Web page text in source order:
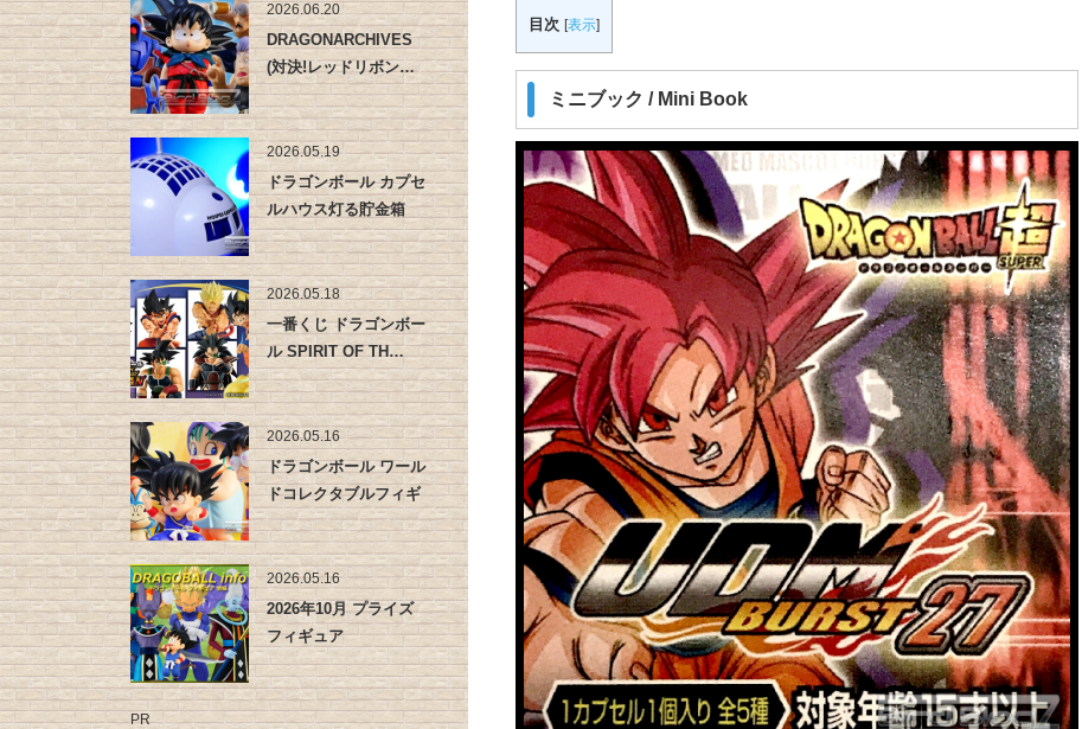
目次 [表示]
ミニブック / Mini Book
2026.06.20
DRAGONARCHIVES
(対決!レッドリボン…
2026.05.19
ドラゴンボール カプセ
ルハウス灯る貯金箱
2026.05.18
一番くじ ドラゴンボー
ル SPIRIT OF TH…
2026.05.16
ドラゴンボール ワール
ドコレクタブルフィギ
ュア -…
2026.05.16
2026年10月 プライズ
フィギュア
PR